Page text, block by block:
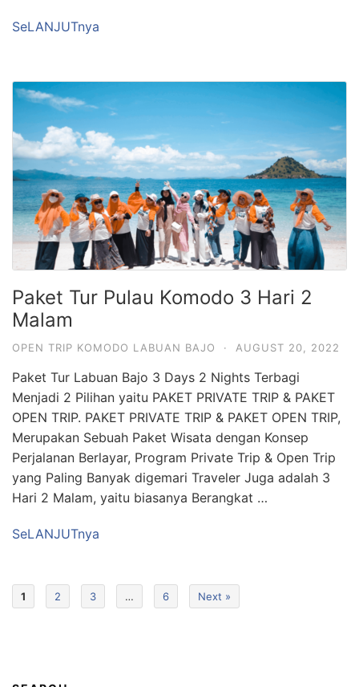
SeLANJUTnya
Paket Tur Pulau Komodo 3 Hari 2
Malam
OPEN TRIP KOMODO LABUAN BAJO · AUGUST 20, 2022
Paket Tur Labuan Bajo 3 Days 2 Nights Terbagi
Menjadi 2 Pilihan yaitu PAKET PRIVATE TRIP & PAKET
OPEN TRIP. PAKET PRIVATE TRIP & PAKET OPEN TRIP,
Merupakan Sebuah Paket Wisata dengan Konsep
Perjalanan Berlayar, Program Private Trip & Open Trip
yang Paling Banyak digemari Traveler Juga adalah 3
Hari 2 Malam, yaitu biasanya Berangkat …
SeLANJUTnya
1 2 3 … 6 Next »